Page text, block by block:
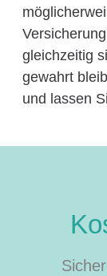
gleichzeitig
gewahrt
und lassen